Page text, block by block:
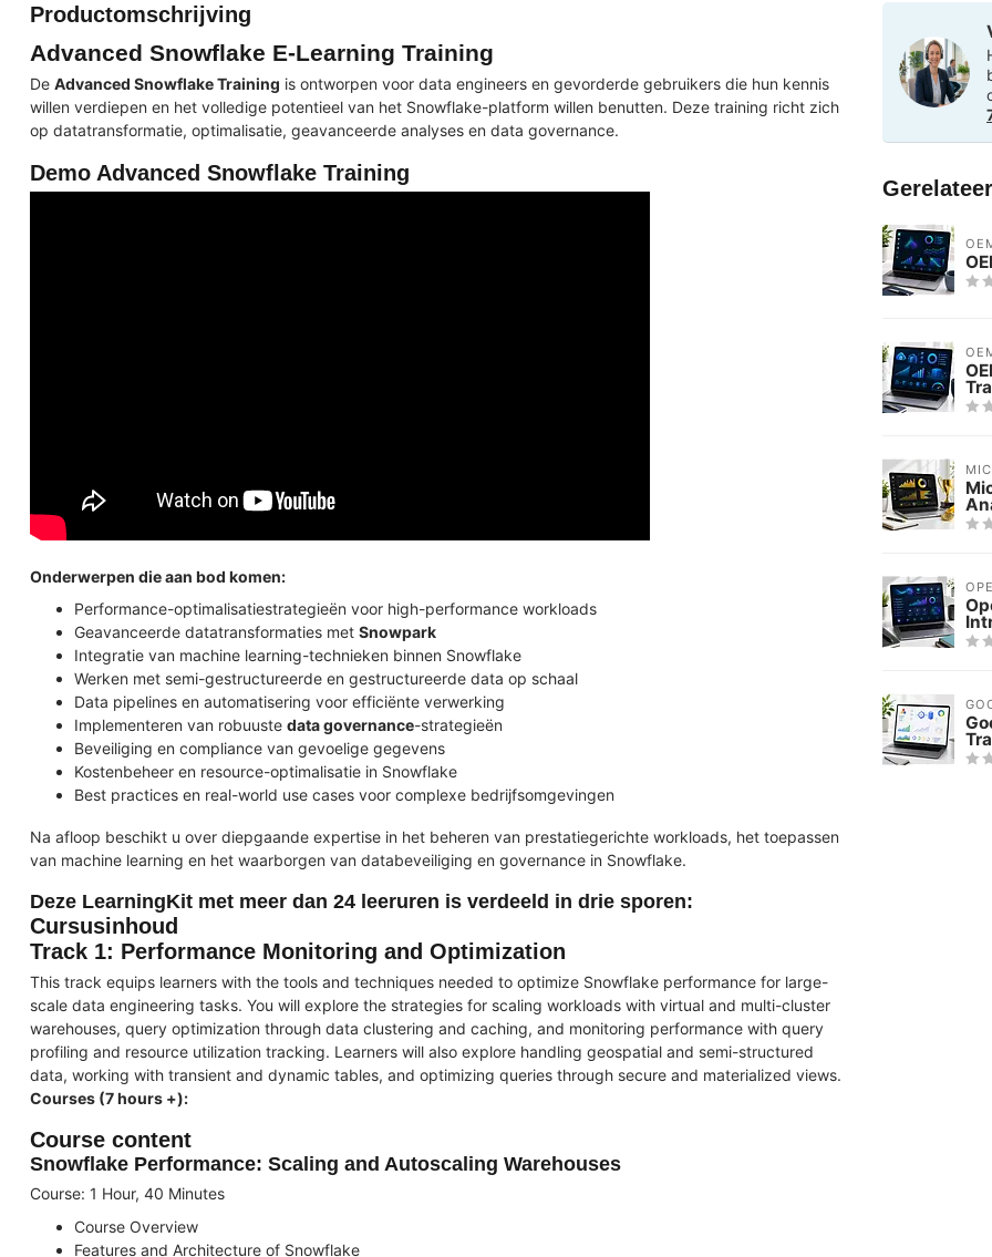
Productomschrijving
Advanced Snowflake E-Learning Training
De Advanced Snowflake Training is ontworpen voor data engineers en gevorderde gebruikers die hun kennis
willen verdiepen en het volledige potentieel van het Snowflake-platform willen benutten. Deze training richt zich
op datatransformatie, optimalisatie, geavanceerde analyses en data governance.
Demo Advanced Snowflake Training
Onderwerpen die aan bod komen:
Performance-optimalisatiestrategieën voor high-performance workloads
Geavanceerde datatransformaties met Snowpark
Integratie van machine learning-technieken binnen Snowflake
Werken met semi-gestructureerde en gestructureerde data op schaal
Data pipelines en automatisering voor efficiënte verwerking
Implementeren van robuuste data governance-strategieën
Beveiliging en compliance van gevoelige gegevens
Kostenbeheer en resource-optimalisatie in Snowflake
Best practices en real-world use cases voor complexe bedrijfsomgevingen
Na afloop beschikt u over diepgaande expertise in het beheren van prestatiegerichte workloads, het toepassen
van machine learning en het waarborgen van databeveiliging en governance in Snowflake.
Deze LearningKit met meer dan 24 leeruren is verdeeld in drie sporen:
Cursusinhoud
Track 1: Performance Monitoring and Optimization
This track equips learners with the tools and techniques needed to optimize Snowflake performance for large-
scale data engineering tasks. You will explore the strategies for scaling workloads with virtual and multi-cluster
warehouses, query optimization through data clustering and caching, and monitoring performance with query
profiling and resource utilization tracking. Learners will also explore handling geospatial and semi-structured
data, working with transient and dynamic tables, and optimizing queries through secure and materialized views.
Courses (7 hours +):
Course content
Snowflake Performance: Scaling and Autoscaling Warehouses
Course: 1 Hour, 40 Minutes
Course Overview
Features and Architecture of Snowflake